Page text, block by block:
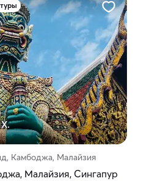
Камбоджа, Малайзия
Малайзия, Сингапур